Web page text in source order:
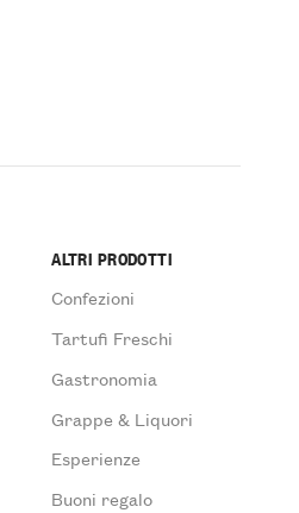
ALTRI PRODOTTI
Confezioni
Tartufi Freschi
Gastronomia
Grappe & Liquori
Esperienze
Buoni regalo